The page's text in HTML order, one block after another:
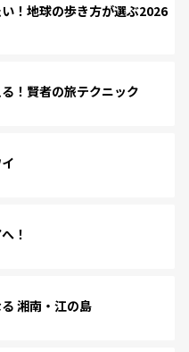
！地球の歩き方が選ぶ2026
！賢者の旅テクニック
！
湘南・江の島